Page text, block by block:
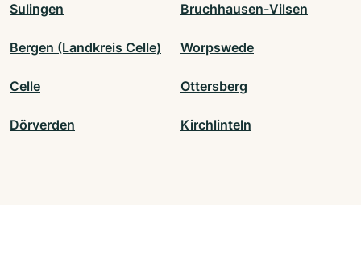
Sulingen Bruchhausen-Vilsen
Bergen (Landkreis Celle) Worpswede
Celle Ottersberg
Dörverden Kirchlinteln